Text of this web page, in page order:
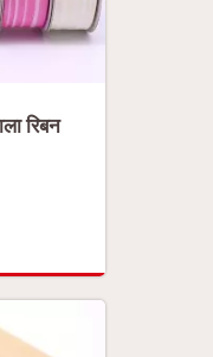
रिबन